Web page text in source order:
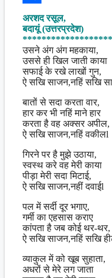
Share
अरशद रसूल,
बदायूं (उत्तरप्रदेश)
उसने अंग अंग महकाया,
उससे ही खिल जाती काया
सफाई के रखे लाखों गुन,
ऐ सखि साजन,नहिं सखि
बातों से सदा करता वार,
हार कर भी नहिं माने हार
करता है वह अक्सर अपील,
ऐ सखि साजन,नहिं वकीलl
गिरने पर है मुझे उठाया,
स्वस्थ करे वह मेरी काया
पीड़ा मेरी सदा मिटाई,
ऐ सखि साजन,नहीं दवाईl
पल में सर्दी दूर भगाए,
गर्मी का एहसास कराए
कांपता है जब कोई थर-थर,
ऐ सखि साजन,नहिं सखि
व्याकुल में को खूब सुहाता,
अधरों से मेरे लग जाता